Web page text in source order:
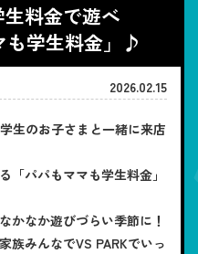
料金で遊べ
も学生料金」♪
2026.02.15
生のお子さまと一緒に来店
「パパもママも学生料金」
かなか遊びづらい季節に！
族みんなでVS PARKでいっ